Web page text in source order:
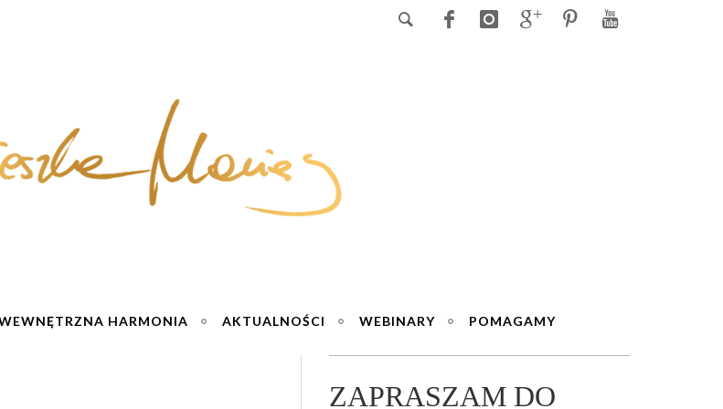
HARMONIA AKTUALNOŚCI WEBINARY POMAGAMY
ZAPRASZAM DO